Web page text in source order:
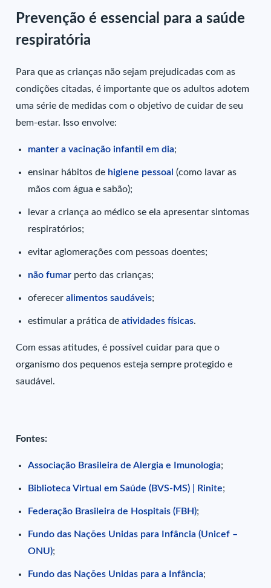
Prevenção é essencial para a saúde
respiratória
Para que as crianças não sejam prejudicadas com as
condições citadas, é importante que os adultos adotem
uma série de medidas com o objetivo de cuidar de seu
bem-estar. Isso envolve:
manter a vacinação infantil em dia;
ensinar hábitos de higiene pessoal (como lavar as
mãos com água e sabão);
levar a criança ao médico se ela apresentar sintomas
respiratórios;
evitar aglomerações com pessoas doentes;
não fumar perto das crianças;
ofereceralimentos saudáveis;
estimular a prática deatividades físicas.
Com essas atitudes, é possível cuidar para que o
organismo dos pequenos esteja sempre protegido e
saudável.
Fontes:
Associação Brasileira de Alergia e Imunologia;
Biblioteca Virtual em Saúde (BVS-MS) | Rinite;
Federação Brasileira de Hospitais (FBH);
Fundo das Nações Unidas para Infância (Unicef –
ONU);
Fundo das Nações Unidas para a Infância;